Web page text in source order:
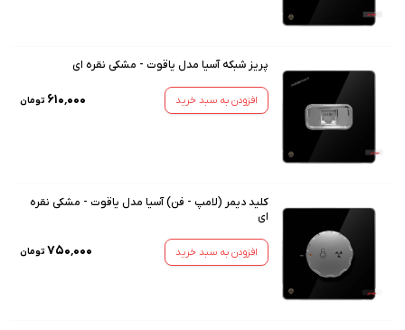
پریز شبکه آسیا مدل یاقوت - مشکی نقره ای
افزودن به سبد خرید ۶۱۰٬۰۰۰ تومان
کلید دیمر (لامپ - فن) آسیا مدل یاقوت - مشکی نقره
ای
افزودن به سبد خرید ۷۵۰٬۰۰۰ تومان